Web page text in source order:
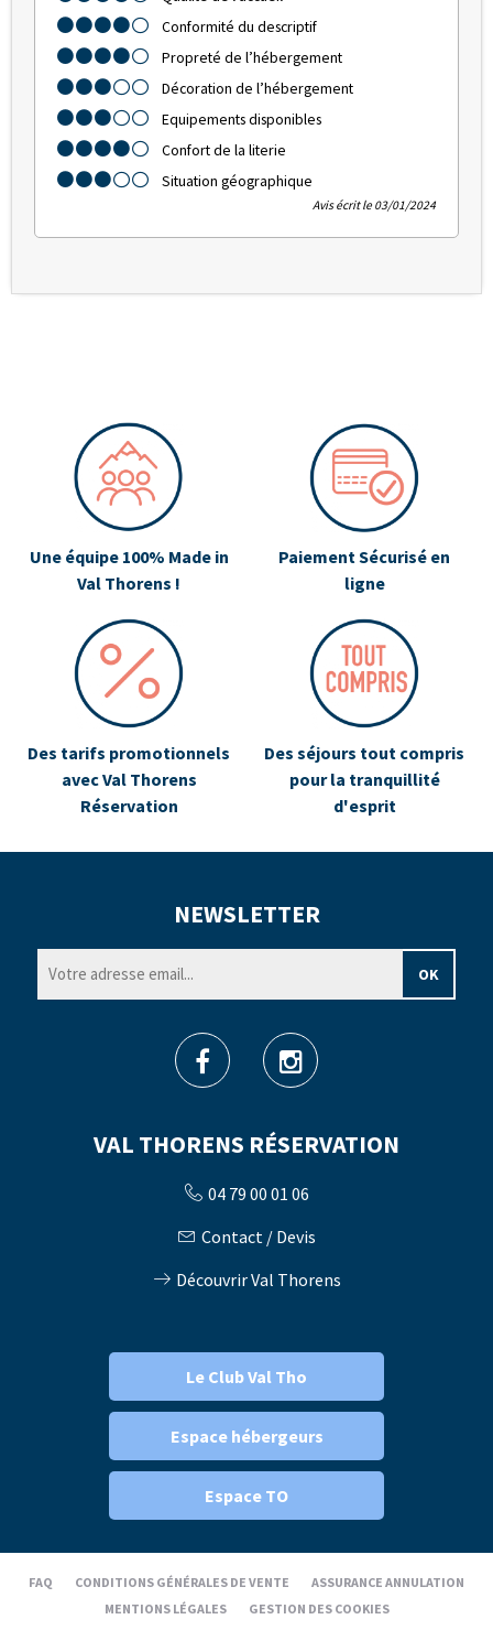
Conformité du descriptif
Propreté de l’hébergement
Décoration de l’hébergement
Equipements disponibles
Confort de la literie
Situation géographique
Avis écrit le 03/01/2024
Une équipe 100% Made in
Val Thorens !
Paiement Sécurisé en
ligne
Des tarifs promotionnels
avec Val Thorens
Réservation
Des séjours tout compris
pour la tranquillité
d'esprit
VAL THORENS RÉSERVATION
04 79 00 01 06
Contact / Devis
Découvrir Val Thorens
NEWSLETTER
Le Club Val Tho
Espace hébergeurs
Espace TO
FAQ CONDITIONS GÉNÉRALES DE VENTE
ASSURANCE ANNULATION
MENTIONS LÉGALES
GESTION DES COOKIES